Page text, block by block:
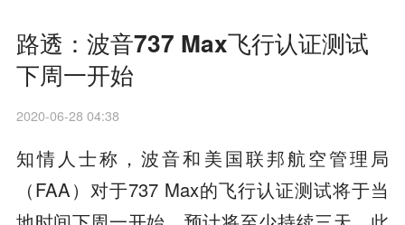
路透：波音737 Max飞行认证测试
下周一开始
2020-06-28 04:38
知情人士称，波音和美国联邦航空管理局
（FAA）对于737 Max的飞行认证测试将于当